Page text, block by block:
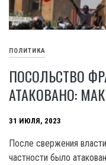
ПОЛИТИКА
ПОСОЛЬСТВО
АТАКОВАНО:
31 ИЮЛЯ, 2023
После свержения
частности было